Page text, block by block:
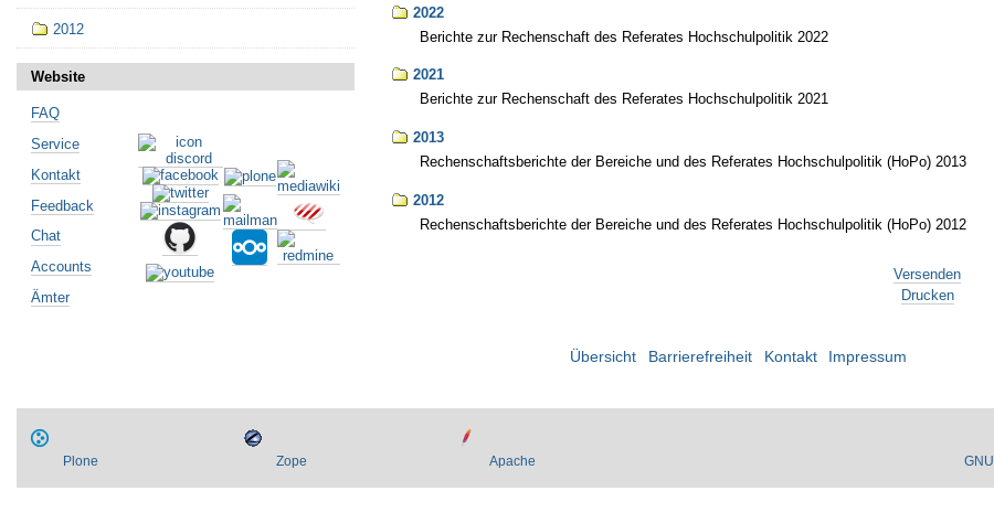
2022
Berichte zur Rechenschaft des Referates Hochschulpolitik 2022
2021
Berichte zur Rechenschaft des Referates Hochschulpolitik 2021
2013
Rechenschaftsberichte der Bereiche und des Referates Hochschulpolitik (HoPo) 2013
2012
Rechenschaftsberichte der Bereiche und des Referates Hochschulpolitik (HoPo) 2012
Versenden
Drucken
2012
Website
FAQ
Service
Kontakt
Feedback
Chat
Accounts
Ämter
Übersicht Barrierefreiheit Kontakt Impressum
Plone Zope Apache GNU